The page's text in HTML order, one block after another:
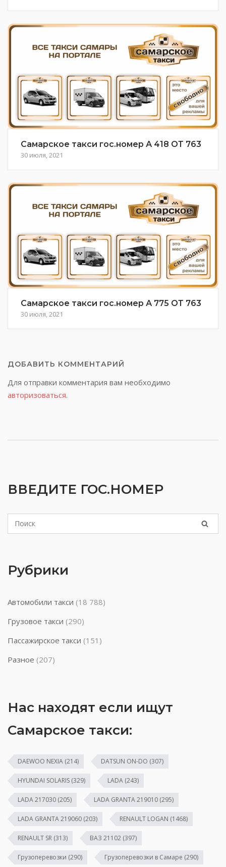
Самарское такси гос.номер А 418 ОТ 763
30 июля, 2021
Самарское такси гос.номер А 775 ОТ 763
30 июля, 2021
ДОБАВИТЬ КОММЕНТАРИЙ
Для отправки комментария вам необходимо
авторизоваться.
ВВЕДИТЕ ГОС.НОМЕР
Рубрики
Автомобили такси (18 788)
Грузовое такси (290)
Пассажирское такси (151)
Разное (207)
Нас находят если ищут
Самарское такси:
DAEWOO NEXIA (214) DATSUN ON-DO (307)
HYUNDAI SOLARIS (329) LADA (243)
LADA 217030 (205) LADA GRANTA 219010 (295)
LADA GRANTA 219060 (203) RENAULT LOGAN (1468)
RENAULT SR (313) ВАЗ 21102 (397)
Грузоперевозки (290) Грузоперевозки в Самаре (290)